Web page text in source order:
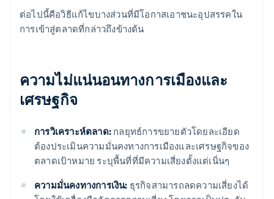
ต่อไปนี้คือวิธีแก้ไขบางส่วนที่มีโอกาสเอาชนะอุปสรรคใน
การเข้าสู่ตลาดที่กล่าวถึงข้างต้น
ความไม่แน่นอนทางการเมืองและ
เศรษฐกิจ
การวิเคราะห์ตลาด: กลยุทธ์การขยายตัวโดยละเอียด
ต้องประเมินความมั่นคงทางการเมืองและเศรษฐกิจของ
ตลาดเป้าหมาย ระบุพื้นที่ที่มีความเสี่ยงตั้งแต่เนิ่นๆ
ความมั่นคงทางการเงิน: ธุรกิจสามารถลดความเสี่ยงได้